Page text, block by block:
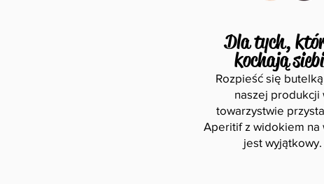
Dla tych,
kochają
Rozpieść się
naszej produkcji
towarzystwie
Aperitif z widokiem na
jest wyjątkowy.